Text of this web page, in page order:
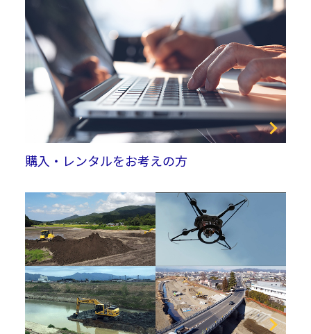
購入・レンタルをお考えの方